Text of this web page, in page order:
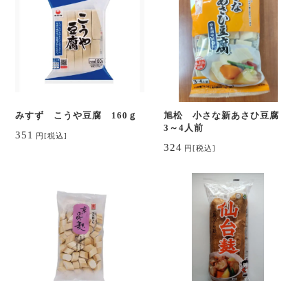
みすず こうや豆腐 160ｇ
351 円[税込]
旭松 小さな新あさひ豆腐
3～4人前
324 円[税込]